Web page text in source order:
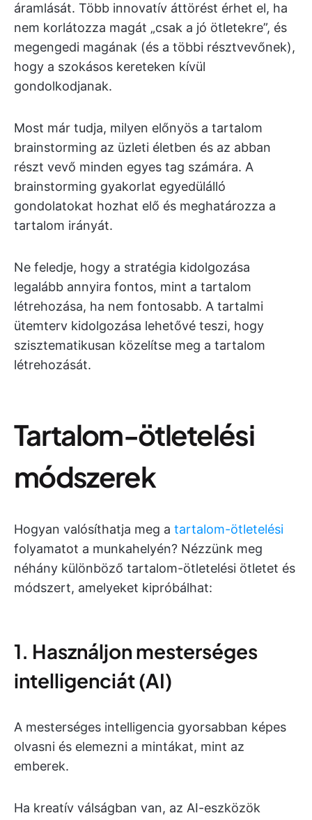
áramlását. Több innovatív áttörést érhet el, ha
nem korlátozza magát „csak a jó ötletekre”, és
megengedi magának (és a többi résztvevőnek),
hogy a szokásos kereteken kívül
gondolkodjanak.
Most már tudja, milyen előnyös a tartalom
brainstorming az üzleti életben és az abban
részt vevő minden egyes tag számára. A
brainstorming gyakorlat egyedülálló
gondolatokat hozhat elő és meghatározza a
tartalom irányát.
Ne feledje, hogy a stratégia kidolgozása
legalább annyira fontos, mint a tartalom
létrehozása, ha nem fontosabb. A tartalmi
ütemterv kidolgozása lehetővé teszi, hogy
szisztematikusan közelítse meg a tartalom
létrehozását.
Tartalom-ötletelési
módszerek
Hogyan valósíthatja meg a tartalom-ötletelési
folyamatot a munkahelyén? Nézzünk meg
néhány különböző tartalom-ötletelési ötletet és
módszert, amelyeket kipróbálhat:
1. Használjon mesterséges
intelligenciát (AI)
A mesterséges intelligencia gyorsabban képes
olvasni és elemezni a mintákat, mint az
emberek.
Ha kreatív válságban van, az AI-eszközök